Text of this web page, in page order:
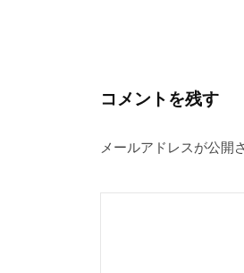
コメントを残す
メールアドレスが公開